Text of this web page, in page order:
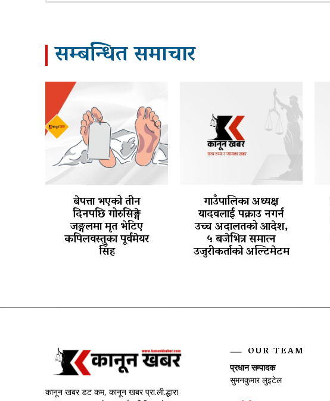
सम्बन्धित समाचार
बेपत्ता भएको तीन
दिनपछि गोरुसिङ्गे
जङ्गलमा मृत भेटिए
कपिलवस्तुका पूर्वमेयर
सिंह
गाउँपालिका अध्यक्ष
यादवलाई पक्राउ नगर्न
उच्च अदालतको आदेश,
५ बजेभित्र समात्न
उजुरीकर्ताको अल्टिमेटम
कानून खबर डट कम, कानून खबर प्रा.ली.द्धारा
OUR TEAM
प्रधान सम्पादक
सुमनकुमार लुइटेल